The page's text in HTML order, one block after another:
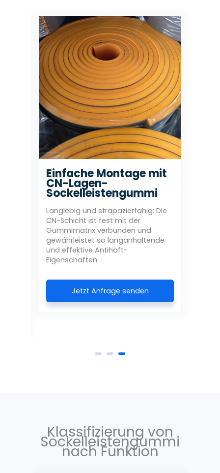
Einfache Montage mit
CN-Lagen-
Sockelleistengummi
Langlebig und strapazierfähig: Die
CN-Schicht ist fest mit der
Gummimatrix verbunden und
gewährleistet so langanhaltende
und effektive Antihaft-
Eigenschaften.
Jetzt Anfrage senden
Klassifizierung von
Sockelleistengummi
nach Funktion